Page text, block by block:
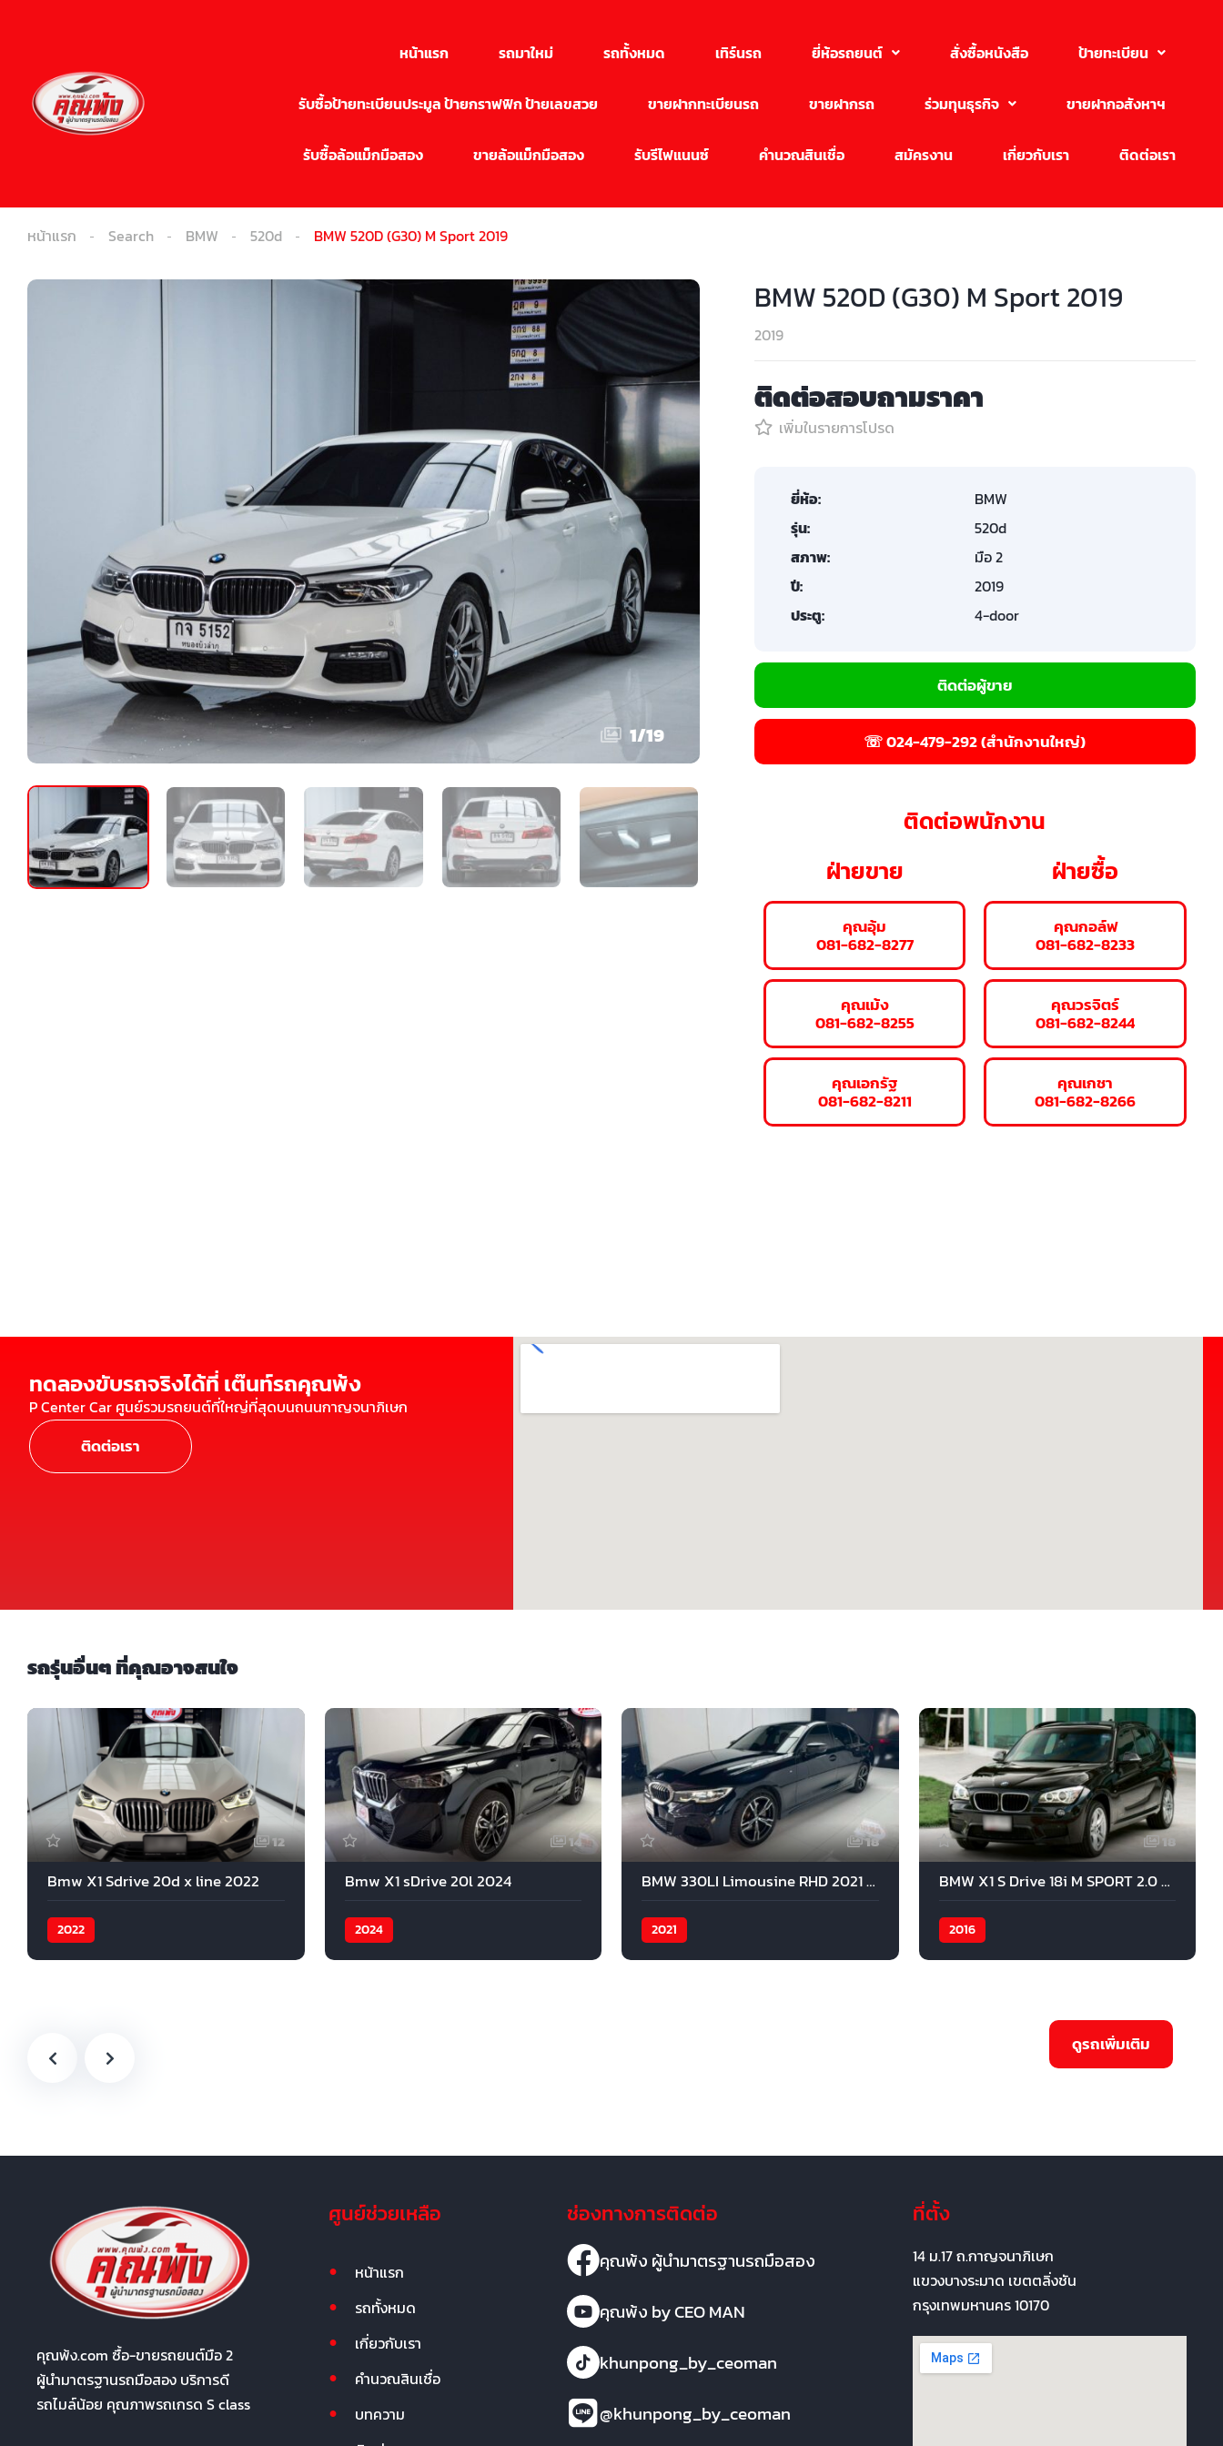
หน้าแรก รถมาใหม่ รถทั้งหมด เทิร์นรถ ยี่ห้อรถยนต์ สั่งซื้อหนังสือ ป้ายทะเบียน
รับซื้อป้ายทะเบียนประมูล ป้ายกราฟฟิก ป้ายเลขสวย ขายฝากทะเบียนรถ ขายฝากรถ ร่วมทุนธุรกิจ ขายฝากอสังหาฯ
รับซื้อล้อแม็กมือสอง ขายล้อแม็กมือสอง รับรีไฟแนนซ์ คำนวณสินเชื่อ สมัครงาน เกี่ยวกับเรา ติดต่อเรา
หน้าแรก Search BMW 520d BMW 520D (G30) M Sport 2019
1/19
BMW 520D (G30) M Sport 2019
2019
ติดต่อสอบถามราคา
เพิ่มในรายการโปรด
ยี่ห้อ:
BMW
รุ่น:
520d
สภาพ:
มือ 2
ปี:
2019
ประตู:
4-door
ติดต่อผู้ขาย
☏ 024-479-292 (สำนักงานใหญ่)
ติดต่อพนักงาน
ฝ่ายขาย
คุณอุ้ม
081-682-8277
คุณเม้ง
081-682-8255
คุณเอกรัฐ
081-682-8211
ฝ่ายซื้อ
คุณกอล์ฟ
081-682-8233
คุณวรจิตร์
081-682-8244
คุณเกชา
081-682-8266
ทดลองขับรถจริงได้ที่ เต๊นท์รถคุณพ้ง
P Center Car ศูนย์รวมรถยนต์ที่ใหญ่ที่สุดบนถนนกาญจนาภิเษก
ติดต่อเรา
รถรุ่นอื่นๆ ที่คุณอาจสนใจ
12
Bmw X1 Sdrive 20d x line 2022
2022
14
Bmw X1 sDrive 20l 2024
2024
18
BMW 330LI Limousine RHD 2021 สีดำ
2021
18
BMW X1 S Drive 18i M SPORT 2.0 2016 สีดำ
2016
คุณพ้ง.com ซื้อ-ขายรถยนต์มือ 2
ผู้นำมาตรฐานรถมือสอง บริการดี
รถไมล์น้อย คุณภาพรถเกรด S class
ศูนย์ช่วยเหลือ
หน้าแรก
รถทั้งหมด
เกี่ยวกับเรา
คำนวณสินเชื่อ
บทความ
ช่องทางการติดต่อ
คุณพ้ง ผู้นำมาตรฐานรถมือสอง
คุณพ้ง by CEO MAN
khunpong_by_ceoman
@khunpong_by_ceoman
ที่ตั้ง
14 ม.17 ถ.กาญจนาภิเษก
แขวงบางระมาด เขตตลิ่งชัน
กรุงเทพมหานคร 10170